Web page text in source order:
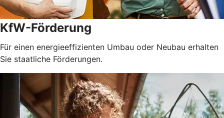
KfW-Förderung
Für einen energieeffizienten Umbau oder Neubau erhalten
Sie staatliche Förderungen.